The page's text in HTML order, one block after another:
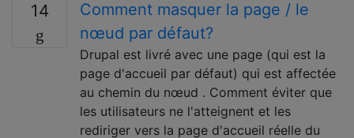
14
Comment masquer la page / le
nœud par défaut?
Drupal est livré avec une page (qui est la
page d'accueil par défaut) qui est affectée
au chemin du nœud . Comment éviter que
les utilisateurs ne l'atteignent et les
rediriger vers la page d'accueil réelle du